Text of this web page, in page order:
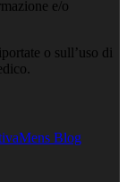
e/o
o sull’uso di